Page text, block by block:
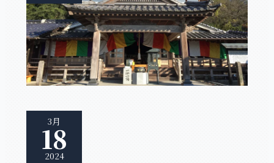
3月
18
2024